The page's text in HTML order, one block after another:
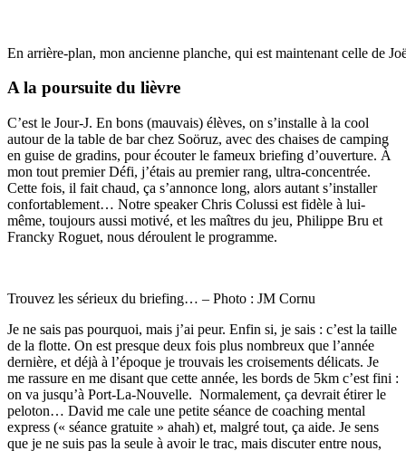
En arrière-plan, mon ancienne planche, qui est maintenant celle de
A la poursuite du lièvre
C’est le Jour-J. En bons (mauvais) élèves, on s’installe à la cool
autour de la table de bar chez Soöruz, avec des chaises de camping
en guise de gradins, pour écouter le fameux briefing d’ouverture. À
mon tout premier Défi, j’étais au premier rang, ultra-concentrée.
Cette fois, il fait chaud, ça s’annonce long, alors autant s’installer
confortablement… Notre speaker Chris Colussi est fidèle à lui-
même, toujours aussi motivé, et les maîtres du jeu, Philippe Bru et
Francky Roguet, nous déroulent le programme.
Trouvez les sérieux du briefing… – Photo : JM Cornu
Je ne sais pas pourquoi, mais j’ai peur. Enfin si, je sais : c’est la taille
de la flotte. On est presque deux fois plus nombreux que l’année
dernière, et déjà à l’époque je trouvais les croisements délicats. Je
me rassure en me disant que cette année, les bords de 5km c’est fini :
on va jusqu’à Port-La-Nouvelle. Normalement, ça devrait étirer le
peloton… David me cale une petite séance de coaching mental
express (« séance gratuite » ahah) et, malgré tout, ça aide. Je sens
que je ne suis pas la seule à avoir le trac, mais discuter entre nous,